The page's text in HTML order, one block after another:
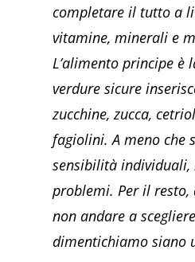
completare il tutto a
vitamine, minerali e
L’alimento principe è
verdure sicure
zucchine, zucca,
fagiolini. A meno che
sensibilità individuali,
problemi.Per il resto,
non andare a
dimentichiamo siano